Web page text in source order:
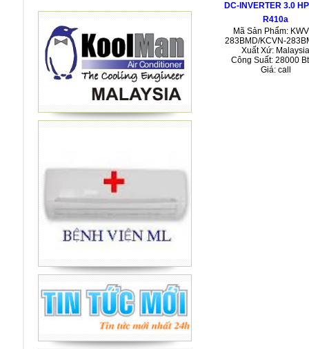
DC-INVERTER 3.0
R410a
Mã Sản Phẩm:
283BMD/KCVN-
Xuất Xứ: Malaysia
Công Suất: 28000
Giá: call